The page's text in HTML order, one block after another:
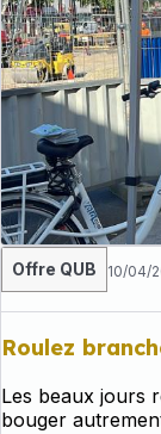
Offre QUB 10/04/
Roulez
Les beaux jours
bouger